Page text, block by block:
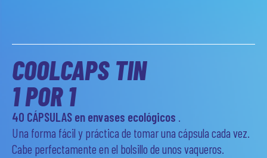
COOLCAPS TIN
1 POR 1
40 CÁPSULAS en envases ecológicos .
Una forma fácil y práctica de tomar una cápsula cada vez.
Cabe perfectamente en el bolsillo de unos vaqueros.